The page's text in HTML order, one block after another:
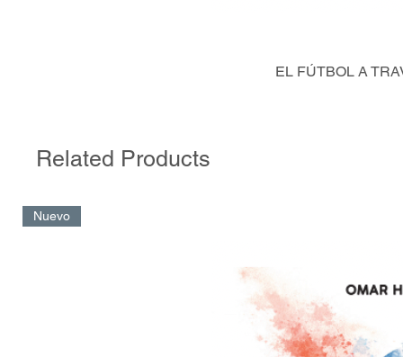
EL FÚTBOL A
Related Products
Nuevo